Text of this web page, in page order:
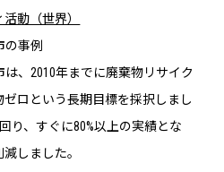
動（世界）
事例
、2010年までに廃棄物リサイク
ロという長期目標を採択しまし
り、すぐに80%以上の実績とな
しました。